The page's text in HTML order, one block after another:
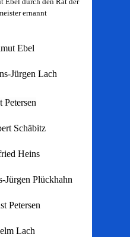
ernannt
Ebel
Jürgen Lach
Petersen
Schäbitz
Heins
Jürgen Plückhahn
Petersen
Lach